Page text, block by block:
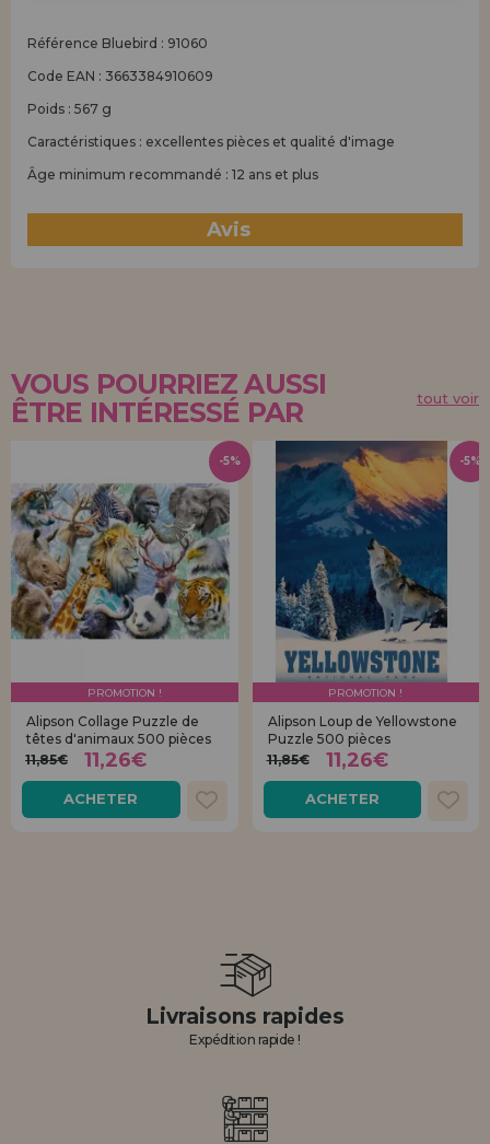
Référence Bluebird : 91060
Code EAN : 3663384910609
Poids : 567 g
Caractéristiques : excellentes pièces et qualité d'image
Âge minimum recommandé : 12 ans et plus
Avis
VOUS POURRIEZ AUSSI
ÊTRE INTÉRESSÉ PAR
tout voir
PROMOTION !
Alipson Collage Puzzle de
têtes d'animaux 500 pièces
11,85€
11,26€
ACHETER
-5%
PROMOTION !
Alipson Loup de Yellowstone
Puzzle 500 pièces
11,85€
11,26€
ACHETER
-5%
Livraisons rapides
Expédition rapide !